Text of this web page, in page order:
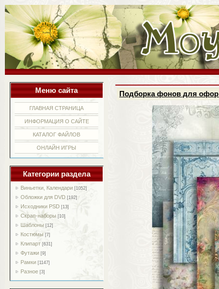
Меню сайта
ГЛАВНАЯ СТРАНИЦА
ИНФОРМАЦИЯ О САЙТЕ
КАТАЛОГ ФАЙЛОВ
ОНЛАЙН ИГРЫ
Категории раздела
Виньетки, Календари [1052]
Обложки для DVD [192]
Исходники PSD [13]
Скрап-наборы [10]
Шаблоны [12]
Костюмы [7]
Клипарт [631]
Футажи [9]
Рамки [1147]
Разное [3]
Подборка фонов для